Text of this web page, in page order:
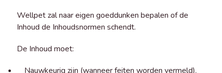
Wellpet zal naar eigen goeddunken bepalen of de
Inhoud de Inhoudsnormen schendt.
De Inhoud moet:
Nauwkeurig zijn (wanneer feiten worden vermeld).